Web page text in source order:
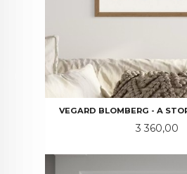
VEGARD BLOMBERG - A
Pris
3 360,00